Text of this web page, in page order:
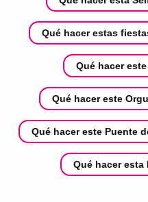
Qué hacer estas
Qué hacer
Qué hacer este
Qué hacer este Puente
Qué hacer esta